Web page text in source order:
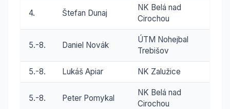
4. Štefan Dunaj
NK Belá nad
Cirochou
5.-8. Daniel Novák
ÚTM Nohejbal
Trebišov
5.-8. Lukáš Apiar NK Zalužice
5.-8. Peter Pomykal
NK Belá nad
Cirochou